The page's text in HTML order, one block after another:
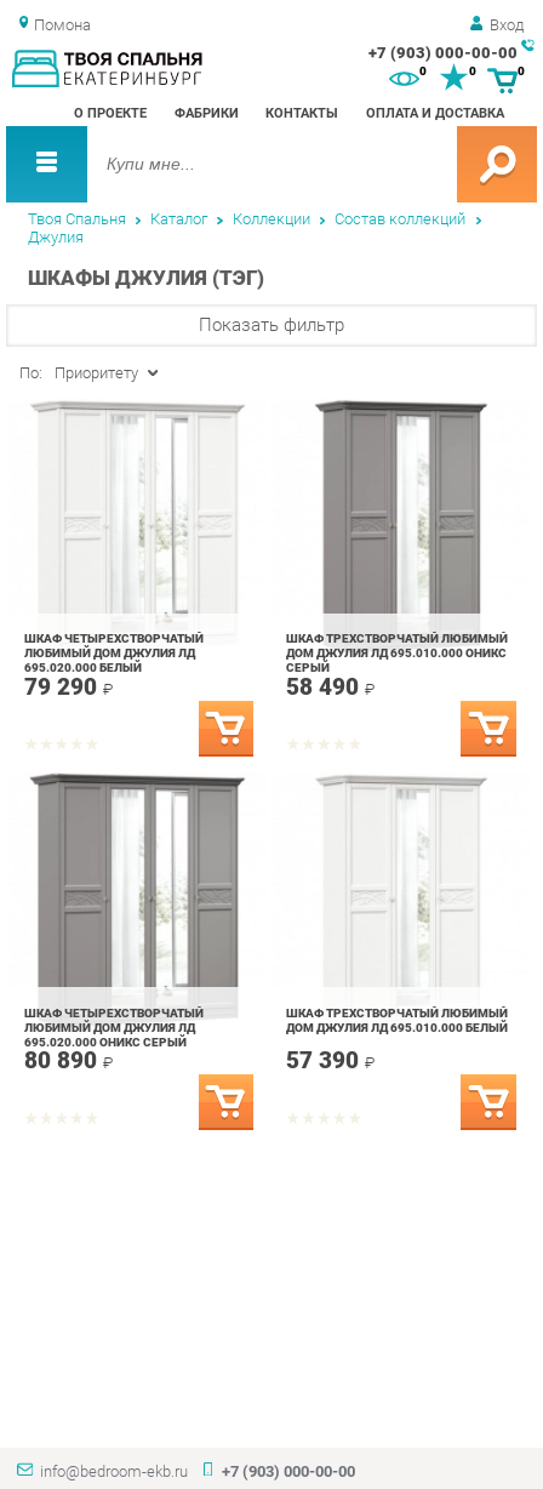
Помона Вход
+7 (903) 000-00-00
О ПРОЕКТЕ ФАБРИКИ КОНТАКТЫ ОПЛАТА И ДОСТАВКА
0 0
Твоя Спальня Каталог Коллекции Состав коллекций
Джулия
ШКАФЫ ДЖУЛИЯ (ТЭГ)
ШКАФ ЧЕТЫРЕХСТВОРЧАТЫЙ
ЛЮБИМЫЙ ДОМ ДЖУЛИЯ ЛД
695.020.000 БЕЛЫЙ
79 290₽
ШКАФ ТРЕХСТВОРЧАТЫЙ ЛЮБИМЫЙ
СЕРЫЙ
58 490₽
ЛЮБИМЫЙ ДОМ ДЖУЛИЯ ЛД
695.020.000 ОНИКС СЕРЫЙ
80 890₽
ШКАФ ТРЕХСТВОРЧАТЫЙ ЛЮБИМЫЙ
ДОМ ДЖУЛИЯ ЛД 695.010.000 БЕЛЫЙ
57 390₽
КАТАЛОГ ИНФОРМАЦИЯ ГОРОДА